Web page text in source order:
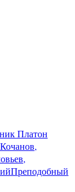
Платон
Преподобный